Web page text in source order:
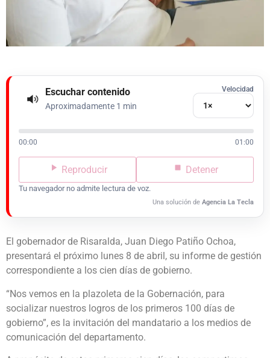
Escuchar contenido
Aproximadamente 1 min
Velocidad
00:00 01:00
Reproducir Detener
Tu navegador no admite lectura de voz.
Una solución de Agencia La Tecla
El gobernador de Risaralda, Juan Diego Patiño Ochoa,
presentará el próximo lunes 8 de abril, su informe de gestión
correspondiente a los cien días de gobierno.
“Nos vemos en la plazoleta de la Gobernación, para
socializar nuestros logros de los primeros 100 días de
gobierno”, es la invitación del mandatario a los medios de
comunicación del departamento.